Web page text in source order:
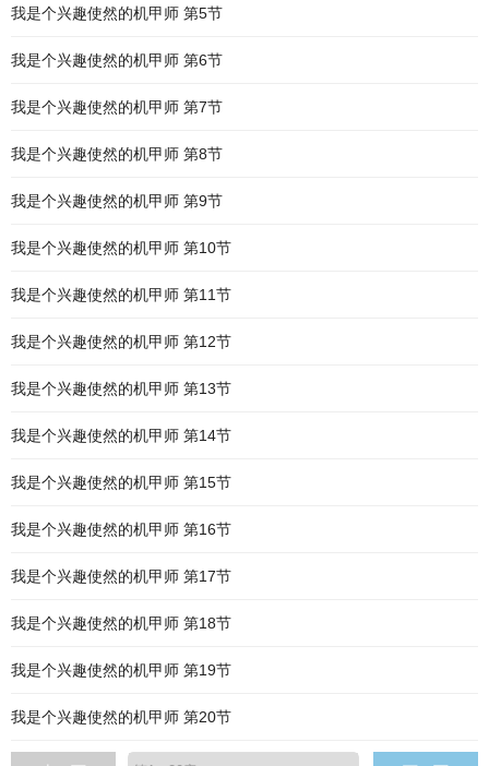
我是个兴趣使然的机甲师 第5节
我是个兴趣使然的机甲师 第6节
我是个兴趣使然的机甲师 第7节
我是个兴趣使然的机甲师 第8节
我是个兴趣使然的机甲师 第9节
我是个兴趣使然的机甲师 第10节
我是个兴趣使然的机甲师 第11节
我是个兴趣使然的机甲师 第12节
我是个兴趣使然的机甲师 第13节
我是个兴趣使然的机甲师 第14节
我是个兴趣使然的机甲师 第15节
我是个兴趣使然的机甲师 第16节
我是个兴趣使然的机甲师 第17节
我是个兴趣使然的机甲师 第18节
我是个兴趣使然的机甲师 第19节
我是个兴趣使然的机甲师 第20节